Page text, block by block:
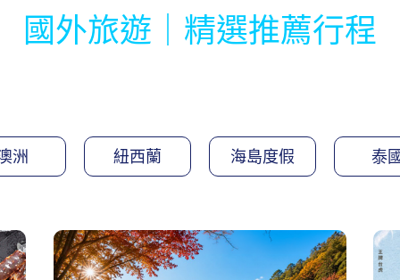
國外旅遊｜精選推薦行程
洲 紐西蘭 海島度假 泰